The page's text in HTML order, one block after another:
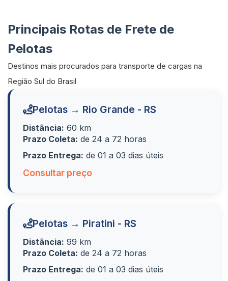
Principais Rotas de Frete de
Pelotas
Destinos mais procurados para transporte de cargas na
Região Sul do Brasil
Pelotas → Rio Grande - RS
Distância: 60 km
Prazo Coleta: de 24 a 72 horas
Prazo Entrega: de 01 a 03 dias úteis
Consultar preço
Pelotas → Piratini - RS
Distância: 99 km
Prazo Coleta: de 24 a 72 horas
Prazo Entrega: de 01 a 03 dias úteis